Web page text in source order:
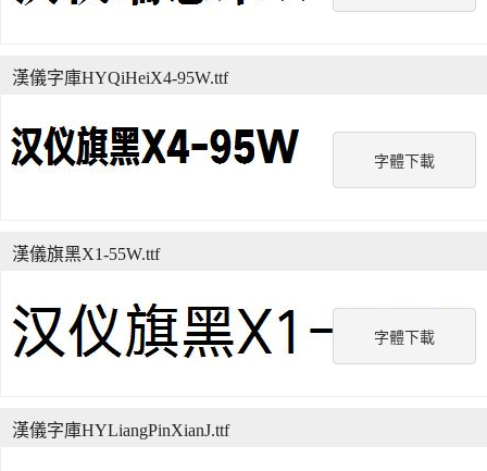
字體下載
漢儀字庫HYQiHeiX4-95W.ttf
字體下載
漢儀旗黑X1-55W.ttf
漢儀字庫HYLiangPinXianJ.ttf